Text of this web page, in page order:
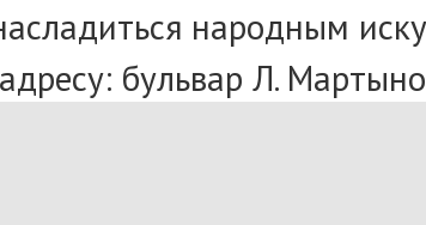
народным
бульвар Л.